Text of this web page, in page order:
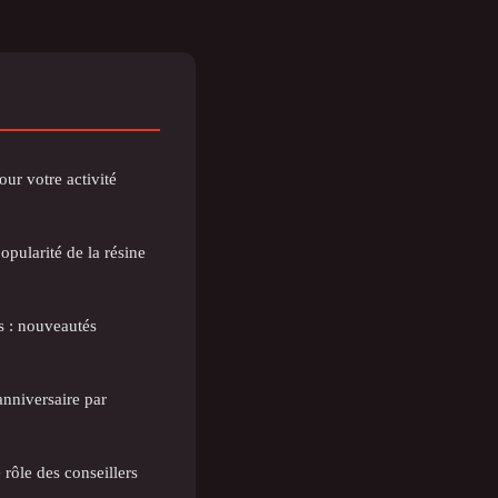
votre activité
de la résine
: nouveautés
par
rôle des conseillers